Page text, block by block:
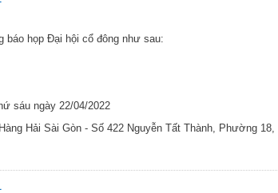
báo họp Đại hội cổ đông như sau:
sáu ngày 22/04/2022
Hải Sài Gòn - Số 422 Nguyễn Tất Thành, Phường 18,